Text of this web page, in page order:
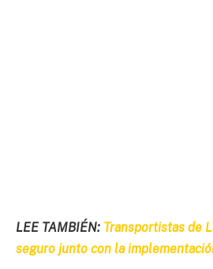
LEE TAMBIÉN: Transportistas de
seguro junto con la